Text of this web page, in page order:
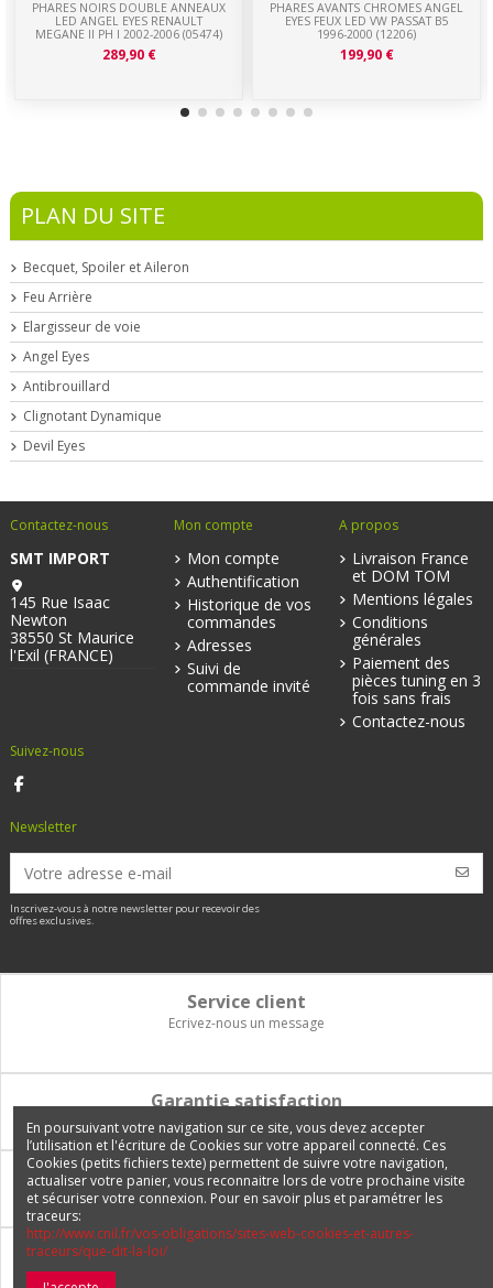
PHARES NOIRS DOUBLE ANNEAUX
LED ANGEL EYES RENAULT
MEGANE II PH I 2002-2006 (05474)
289,90 €
PHARES AVANTS CHROMES ANGEL
EYES FEUX LED VW PASSAT B5
1996-2000 (12206)
199,90 €
PLAN DU SITE
Becquet, Spoiler et Aileron
Feu Arrière
Elargisseur de voie
Angel Eyes
Antibrouillard
Clignotant Dynamique
Devil Eyes
Contactez-nous
SMT IMPORT
145 Rue Isaac
Newton
38550 St Maurice
l'Exil (FRANCE)
Mon compte
Mon compte
Authentification
Historique de vos
commandes
Adresses
Suivi de
commande invité
A propos
Livraison France
et DOM TOM
Mentions légales
Conditions
générales
Paiement des
pièces tuning en 3
fois sans frais
Contactez-nous
Suivez-nous
Newsletter
Inscrivez-vous à notre newsletter pour recevoir des
offres exclusives.
Service client
Ecrivez-nous un message
Garantie satisfaction
Vous disposez de 14 jours pour changer d'avis et être remboursé
Paiement 100% sécurisé
Carte bancaire, PayPal, 3 fois sans frais, virement bancaire
Livraison Internationale
Expédition en France, en Europe et vers tous les DOM-TOM
En poursuivant votre navigation sur ce site, vous devez accepter
l’utilisation et l'écriture de Cookies sur votre appareil connecté. Ces
Cookies (petits fichiers texte) permettent de suivre votre navigation,
actualiser votre panier, vous reconnaitre lors de votre prochaine visite
et sécuriser votre connexion. Pour en savoir plus et paramétrer les
traceurs:
http://www.cnil.fr/vos-obligations/sites-web-cookies-et-autres-
traceurs/que-dit-la-loi/